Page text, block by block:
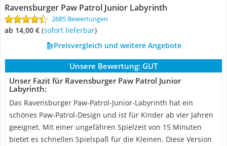
Ravensburger Paw Patrol Junior Labyrinth
2685 Bewertungen
ab 14,00 € ( Sofort lieferbar)
Preisvergleich und weitere Angebote
Unsere Bewertung: GUT
Unser Fazit für Ravensburger Paw Patrol Junior
Labyrinth:
Das Ravensburger Paw-Patrol-Junior-Labyrinth hat ein
schönes Paw-Patrol-Design und ist für Kinder ab vier Jahren
geeignet. Mit einer ungefähren Spielzeit von 15 Minuten
bietet es schnellen Spielspaß für die Kleinen. Diese Version